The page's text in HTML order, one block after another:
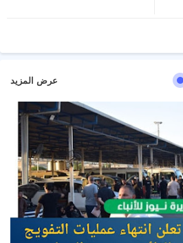
عرض المزيد